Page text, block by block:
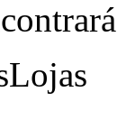
Lojas